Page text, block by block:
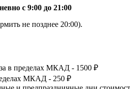
с 9:00 до 21:00
не позднее 20:00).
в пределах МКАД - 1500 ₽
МКАД - 250 ₽